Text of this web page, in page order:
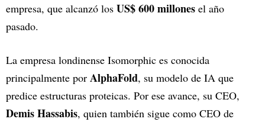
empresa, que alcanzó los US$ 600 millones el año
pasado.
La empresa londinense Isomorphic es conocida
principalmente por AlphaFold, su modelo de IA que
predice estructuras proteicas. Por ese avance, su CEO,
Demis Hassabis, quien también sigue como CEO de